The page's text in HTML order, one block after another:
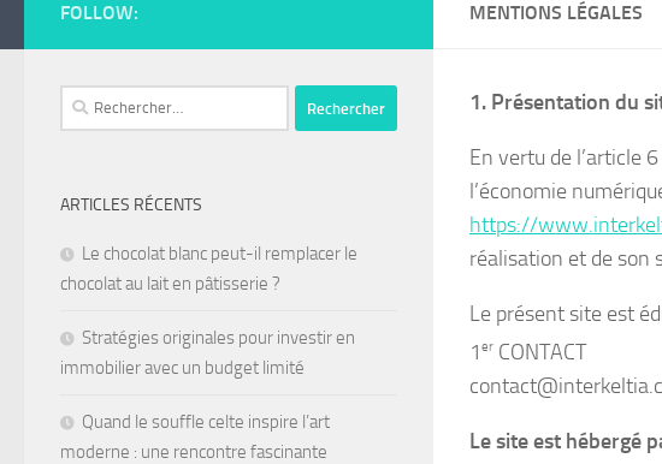
MENTIONS LÉGALES
1. Présentation du
En vertu de l’article
l’économie
https://
réalisation et de son
Le présent site est
1 er CONTACT
Le site est hébergé
FOLLOW:
ARTICLES RÉCENTS
Le chocolat blanc peut-il remplacer le
chocolat au lait en pâtisserie ?
Stratégies originales pour investir en
immobilier avec un budget limité
Quand le souffle celte inspire l’art
moderne : une rencontre fascinante